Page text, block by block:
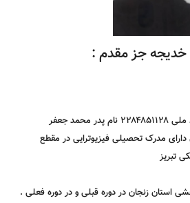
خدیجه جز مقدم :
اینجانب خدیجه جزء مقدم با کد ملی ۲۲۸۴۸۵۱۱۲۸ نام پدر محمد جعفر
استان زنجان دارای مدرک تحصیلی فیزیوترایی در مقطع
تبریز
استان زنجان در دوره قبلی و در دوره فعلی .